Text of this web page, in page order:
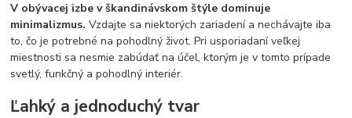
Zápustné umývadlá
sprchový záves
vodovodná batéria
čierna kúpelňová batéria
vaňa retro
voľne stojaca vaňa
retro kúpeľne
Nákup tovaru pre firmy bez DPH
Bez DPH
Ako znížiť náklady
Ako znížiť náklady na firmu
szco nakup bez dph
szco nakup bez dph nakupovanie na firmu bez dph
V obývacej izbe v škandinávskom štýle dominuje
minimalizmus.Vzdajte sa niektorých zariadení a nechávajte iba
to, čo je potrebné na pohodlný život. Pri usporiadaní veľkej
miestnosti sa nesmie zabúdať na účel, ktorým je v tomto prípade
svetlý, funkčný a pohodlný interiér.
Ľahký a jednoduchý tvar